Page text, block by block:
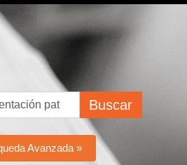
Buscar
Avanzada »